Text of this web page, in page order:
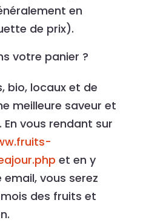
en
de prix).
votre panier ?
bio, locaux et de
meilleure saveur et
vous rendant sur
et en y
vous serez
des fruits et